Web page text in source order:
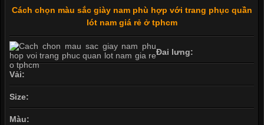
Cách chọn màu sắc giày nam phù hợp với trang phục quần
lót nam giá rẻ ở tphcm
Đai lưng:
Vải:
Size:
Màu: